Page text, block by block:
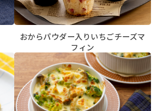
おからパウダー入りいちごチーズマ
フィン